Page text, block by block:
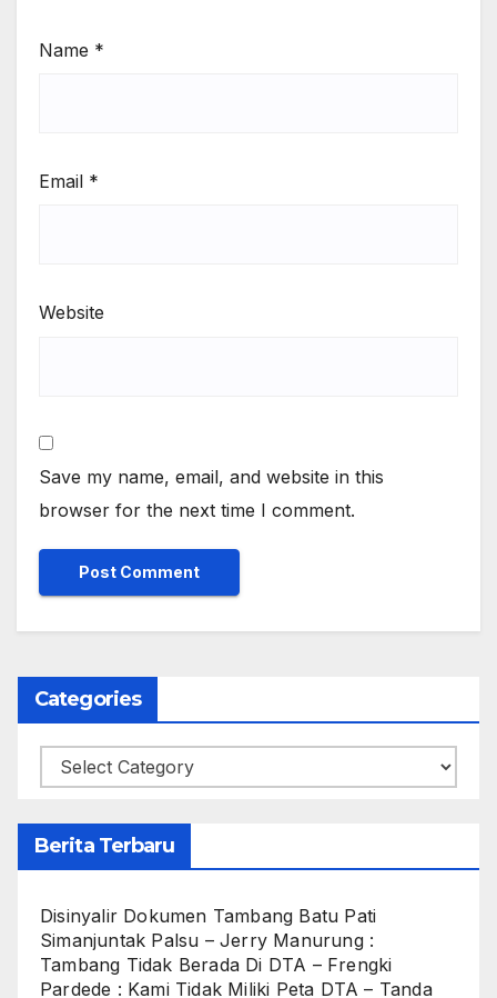
Name *
Email *
Website
Save my name, email, and website in this
browser for the next time I comment.
Categories
Categories
Berita Terbaru
Disinyalir Dokumen Tambang Batu Pati
Simanjuntak Palsu – Jerry Manurung :
Tambang Tidak Berada Di DTA – Frengki
Pardede : Kami Tidak Miliki Peta DTA – Tanda